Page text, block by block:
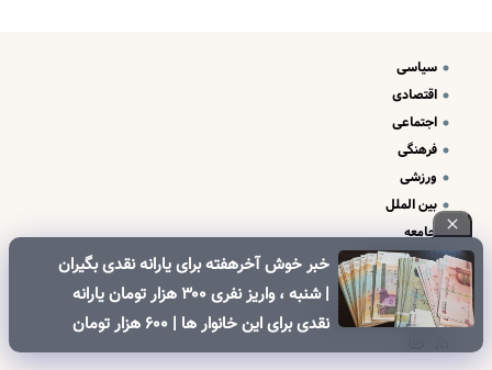
خبر خوش آخرهفته برای یارانه نقدی بگیران
| شنبه ، واریز نفری ۳۰۰ هزار تومان یارانه
نقدی برای این خانوار ها | ۶۰۰ هزار تومان
کالابرگ برای خانوارهای دارای فرزند
سیاسی
اقتصادی
اجتماعی
فرهنگی
ورزشی
بین الملل
جامعه
علم و فناوری
درباره ما
تبلیغات و تماس با ما